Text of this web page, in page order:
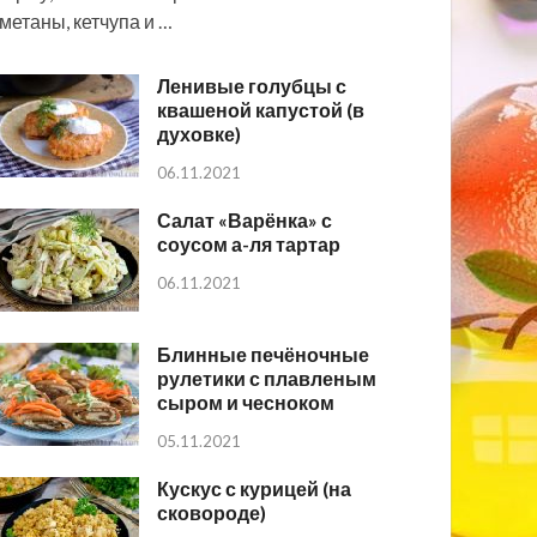
кетчупа и …
Ленивые голубцы с
квашеной капустой (в
духовке)
06.11.2021
Салат «Варёнка» с
соусом а-ля тартар
06.11.2021
Блинные печёночные
рулетики с плавленым
сыром и чесноком
05.11.2021
Кускус с курицей (на
сковороде)